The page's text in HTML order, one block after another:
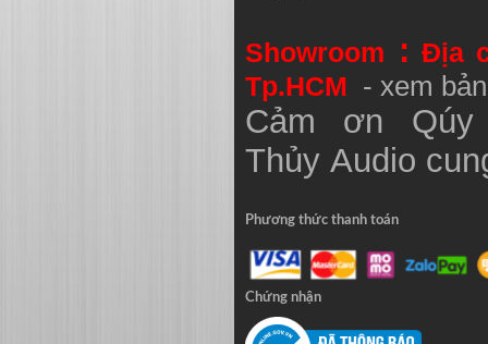
Showroom : Địa
Tp.HCM - xem
Cảm ơn
Thủy Audio
Phương thức thanh toán
Chứng nhận